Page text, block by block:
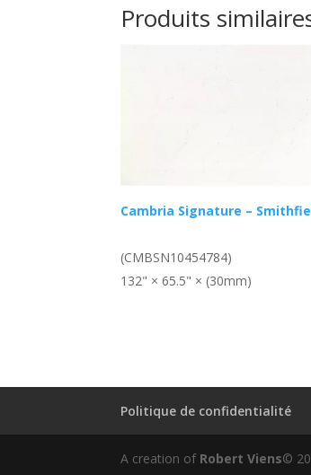
Produits
Cambria Signature –
(CMBSN10454784)
132" × 65.5" × (30mm)
Politique de confidentialité
A creation of Robert Viens©